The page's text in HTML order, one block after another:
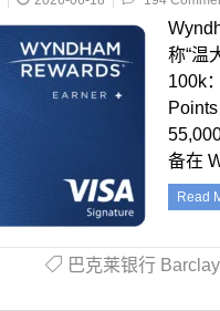
称“温
100k
备在
Read
巴克莱银行